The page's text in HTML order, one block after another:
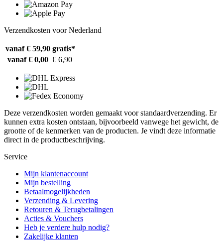
Verzendkosten voor Nederland
vanaf € 59,90 gratis*
vanaf € 0,00 € 6,90
Deze verzendkosten worden gemaakt voor standaardverzending. Er
kunnen extra kosten ontstaan, bijvoorbeeld vanwege het gewicht, de
grootte of de kenmerken van de producten. Je vindt deze informatie
direct in de productbeschrijving.
Service
Mijn klantenaccount
Mijn bestelling
Betaalmogelijkheden
Verzending & Levering
Retouren & Terugbetalingen
Acties & Vouchers
Heb je verdere hulp nodig?
Zakelijke klanten